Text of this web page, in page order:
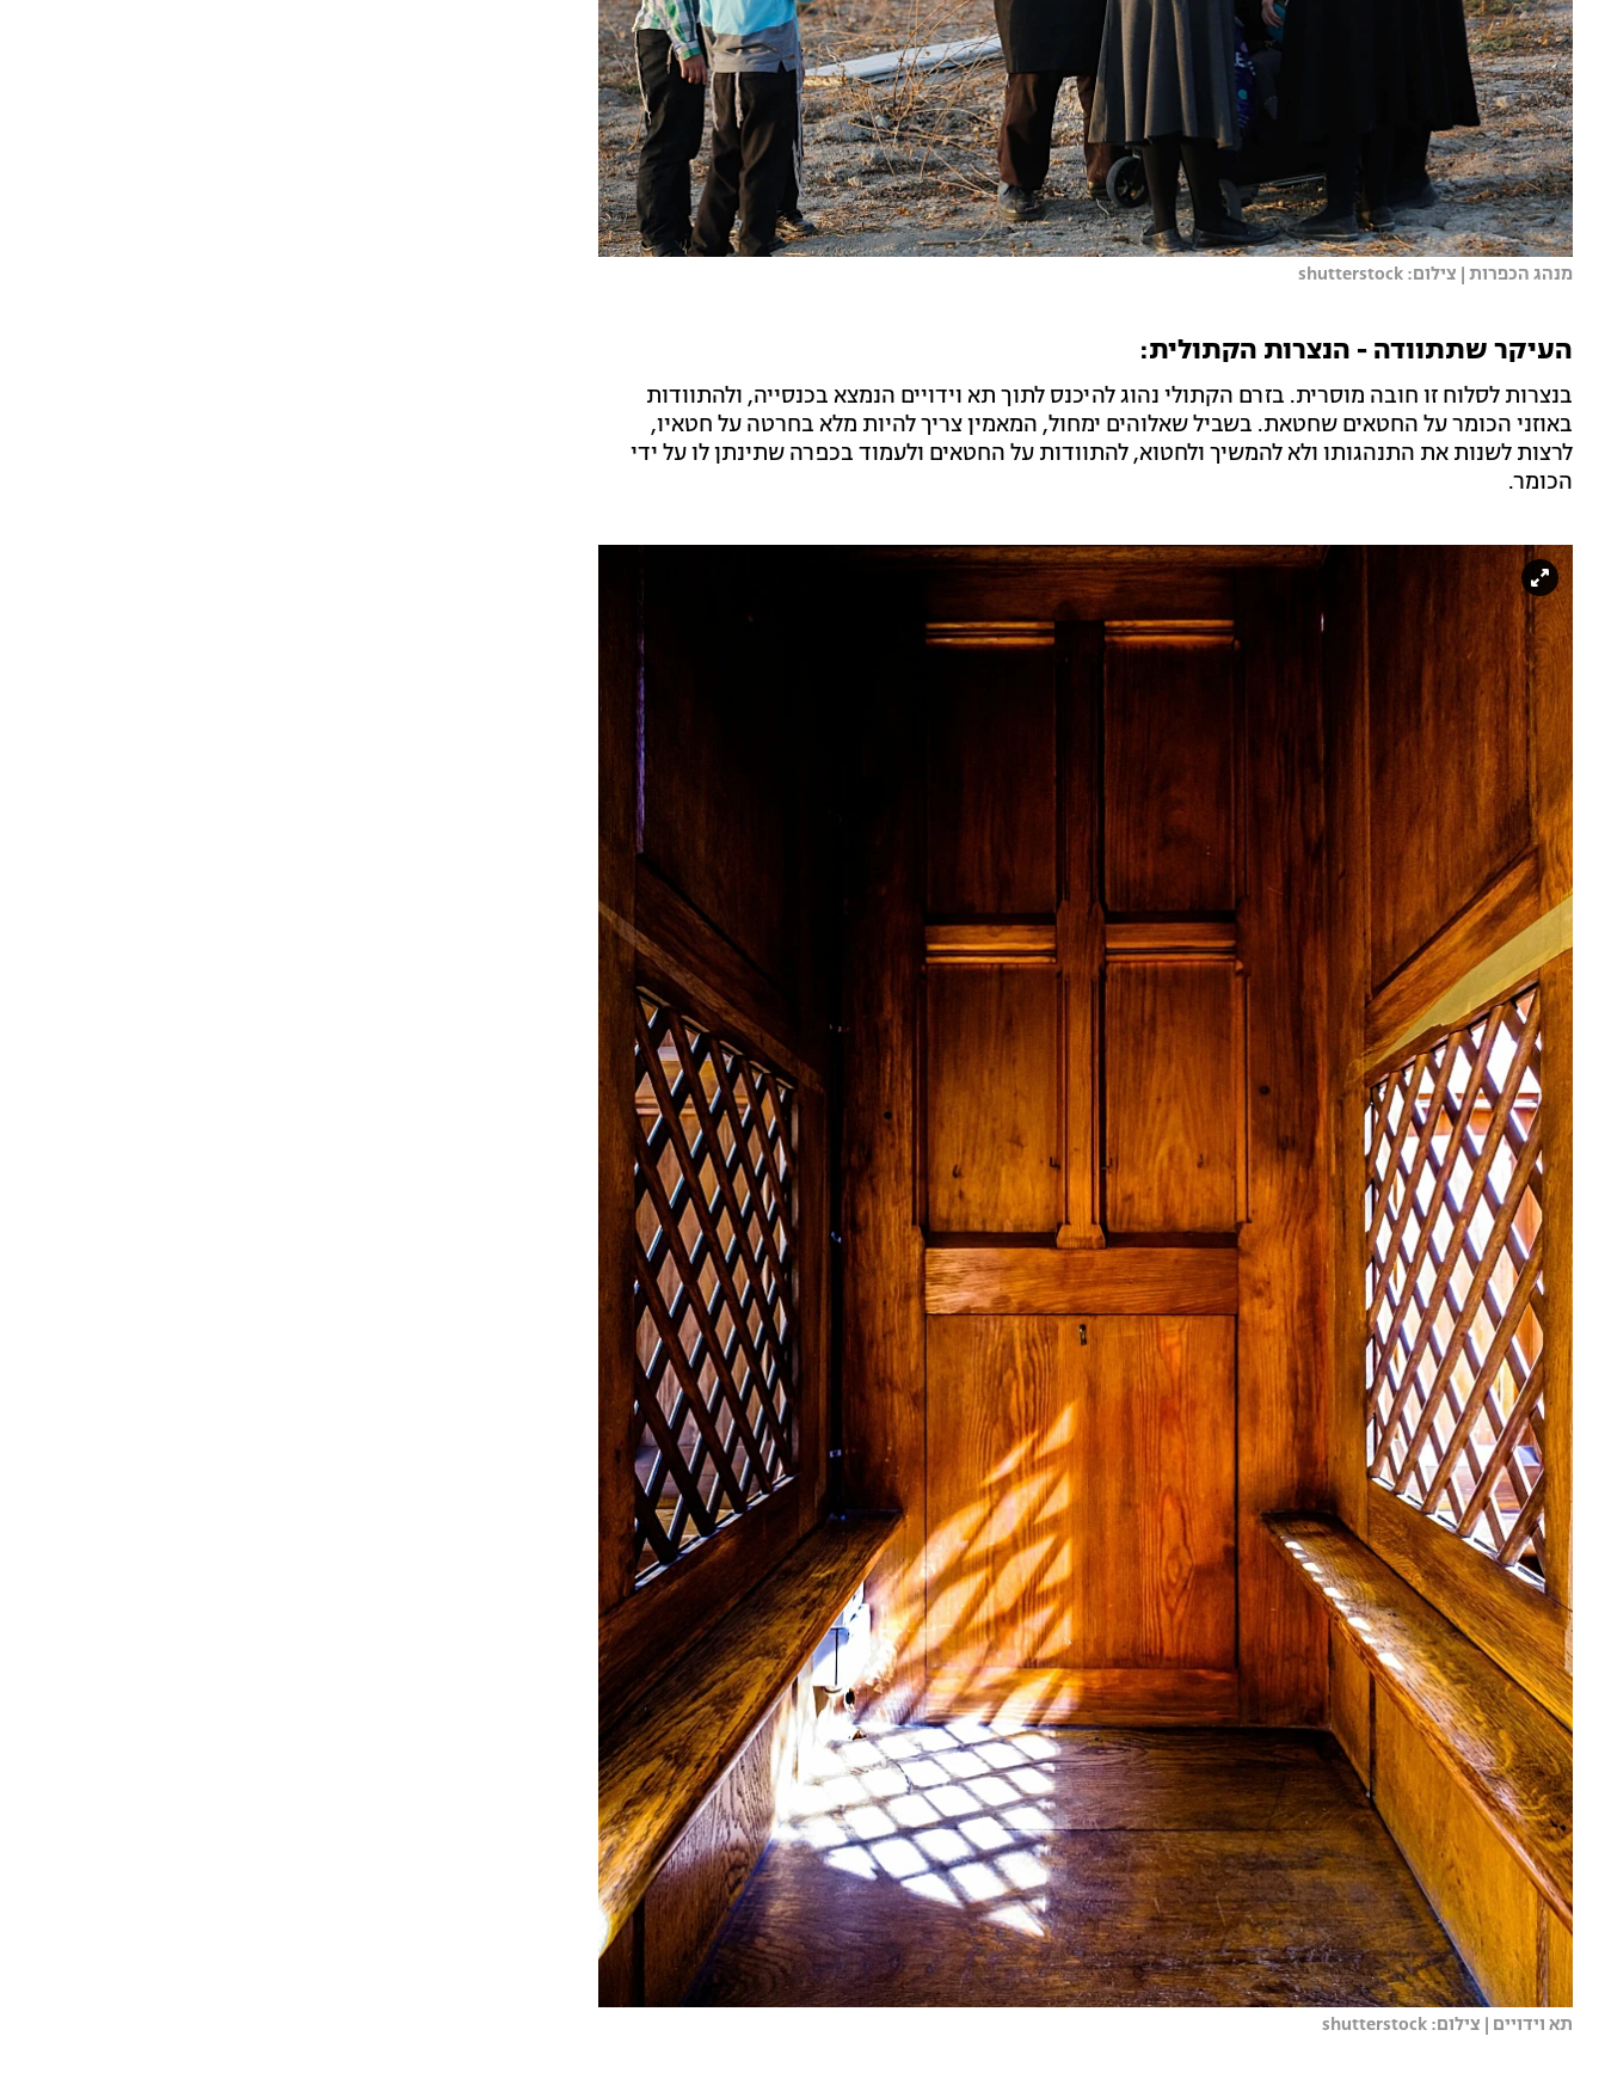
מנהג הכפרות | צילום: shutterstock
העיקר שתתוודה - הנצרות הקתולית:
בנצרות לסלוח זו חובה מוסרית. בזרם הקתולי נהוג להיכנס לתוך תא וידויים הנמצא בכנסייה, ולהתוודות
באוזני הכומר על החטאים שחטאת. בשביל שאלוהים ימחול, המאמין צריך להיות מלא בחרטה על חטאיו,
לרצות לשנות את התנהגותו ולא להמשיך ולחטוא, להתוודות על החטאים ולעמוד בכפרה שתינתן לו על ידי
הכומר.
תא וידויים | צילום: shutterstock